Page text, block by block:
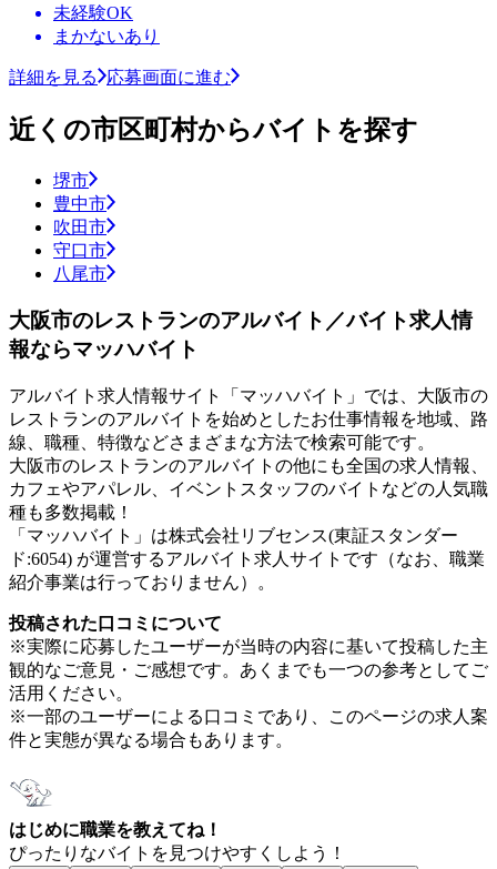
未経験OK
まかないあり
詳細を見る 応募画面に進む
近くの市区町村からバイトを探す
堺市
豊中市
吹田市
守口市
八尾市
大阪市のレストランのアルバイト／バイト求人情
報ならマッハバイト
アルバイト求人情報サイト「マッハバイト」では、大阪市の
レストランのアルバイトを始めとしたお仕事情報を地域、路
線、職種、特徴などさまざまな方法で検索可能です。
大阪市のレストランのアルバイトの他にも全国の求人情報、
カフェやアパレル、イベントスタッフのバイトなどの人気職
種も多数掲載！
「マッハバイト」は株式会社リブセンス(東証スタンダー
ド:6054) が運営するアルバイト求人サイトです（なお、職業
紹介事業は行っておりません）。
投稿された口コミについて
※実際に応募したユーザーが当時の内容に基いて投稿した主
観的なご意見・ご感想です。あくまでも一つの参考としてご
活用ください。
※一部のユーザーによる口コミであり、このページの求人案
件と実態が異なる場合もあります。
はじめに職業を教えてね！
ぴったりなバイトを見つけやすくしよう！